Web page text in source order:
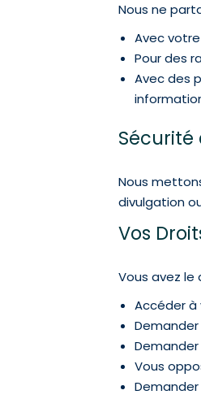
Nous ne
Avec
Pour des
Avec des
Nous
divulgation
Vos
Vous avez le
Accéder à
Vous